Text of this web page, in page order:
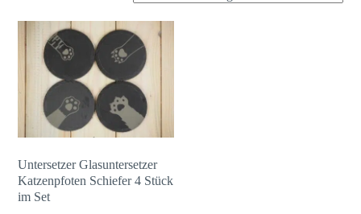
Untersetzer Glasuntersetzer
Katzenpfoten Schiefer 4 Stück
im Set